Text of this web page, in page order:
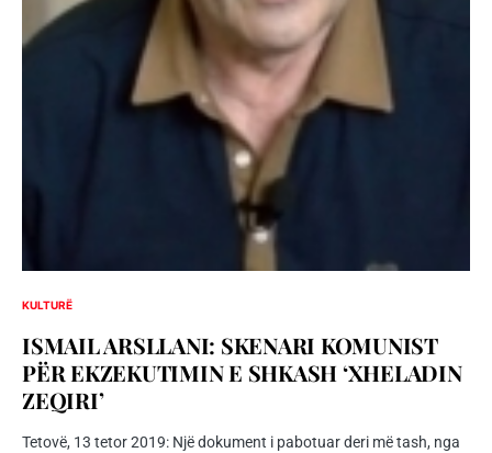
KULTURË
ISMAIL ARSLLANI: SKENARI KOMUNIST
PËR EKZEKUTIMIN E SHKASH ‘XHELADIN
ZEQIRI’
Tetovë, 13 tetor 2019: Një dokument i pabotuar deri më tash, nga